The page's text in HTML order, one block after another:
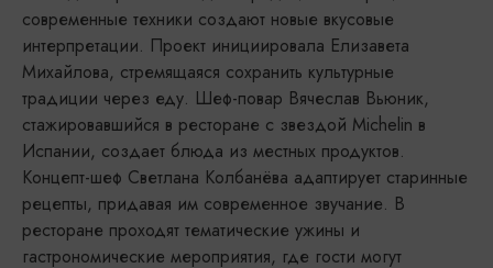
современные техники создают новые вкусовые
интерпретации. Проект инициировала Елизавета
Михайлова, стремящаяся сохранить культурные
традиции через еду. Шеф-повар Вячеслав Вьюник,
стажировавшийся в ресторане с звездой Michelin в
Испании, создает блюда из местных продуктов.
Концепт-шеф Светлана Колбанёва адаптирует старинные
рецепты, придавая им современное звучание. В
ресторане проходят тематические ужины и
гастрономические мероприятия, где гости могут